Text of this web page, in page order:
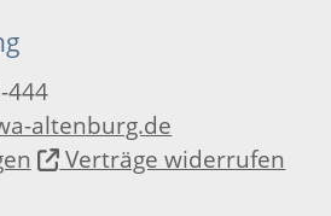
444
altenburg.de
Verträge widerrufen